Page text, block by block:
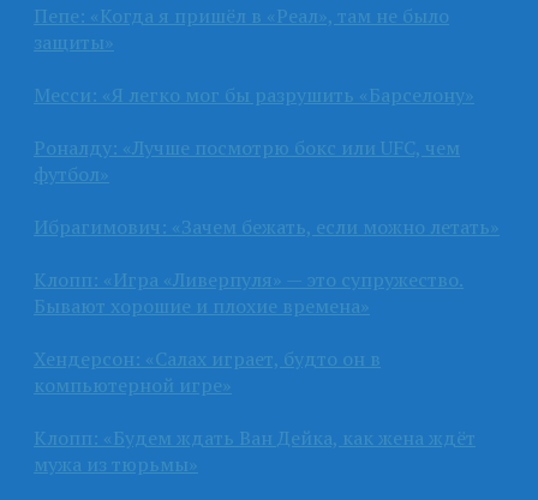
Пепе: «Когда я пришёл в «Реал», там не было
защиты»
Месси: «Я легко мог бы разрушить «Барселону»
Роналду: «Лучше посмотрю бокс или UFC, чем
футбол»
Ибрагимович: «Зачем бежать, если можно летать»
Клопп: «Игра «Ливерпуля» — это супружество.
Бывают хорошие и плохие времена»
Хендерсон: «Салах играет, будто он в
компьютерной игре»
Клопп: «Будем ждать Ван Дейка, как жена ждёт
мужа из тюрьмы»